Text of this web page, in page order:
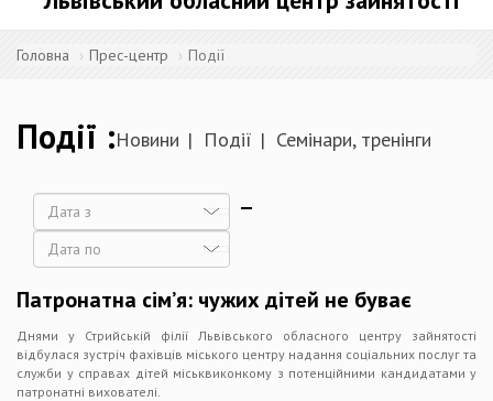
Головна Прес-центр Події
Події Новини Події Семінари, тренінги
Дата
Патронатна сім’я: чужих дітей не буває
Днями у Стрийській філії Львівського обласного центру зайнятості
відбулася зустріч фахівців міського центру надання соціальних послуг та
служби у справах дітей міськвиконкому з потенційними кандидатами у
патронатні вихователі.